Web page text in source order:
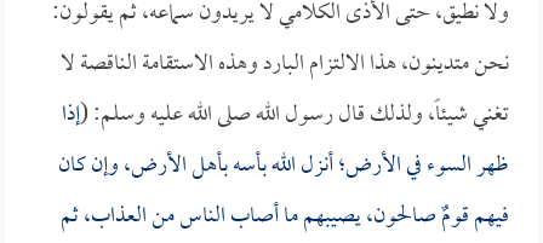
ولا نطيق، حتى الأذى الكلامي لا يريدون سماعه، ثم يقولون:
نحن متدينون، هذا الالتزام البارد وهذه الاستقامة الناقصة لا
تغني شيئاً، ولذلك قال رسول الله صلى الله عليه وسلم: (إذا
ظهر السوء في الأرض؛ أنزل الله بأسه بأهل الأرض، وإن كان
فيهم قومٌ صالحون، يصيبهم ما أصاب الناس من العذاب، ثم